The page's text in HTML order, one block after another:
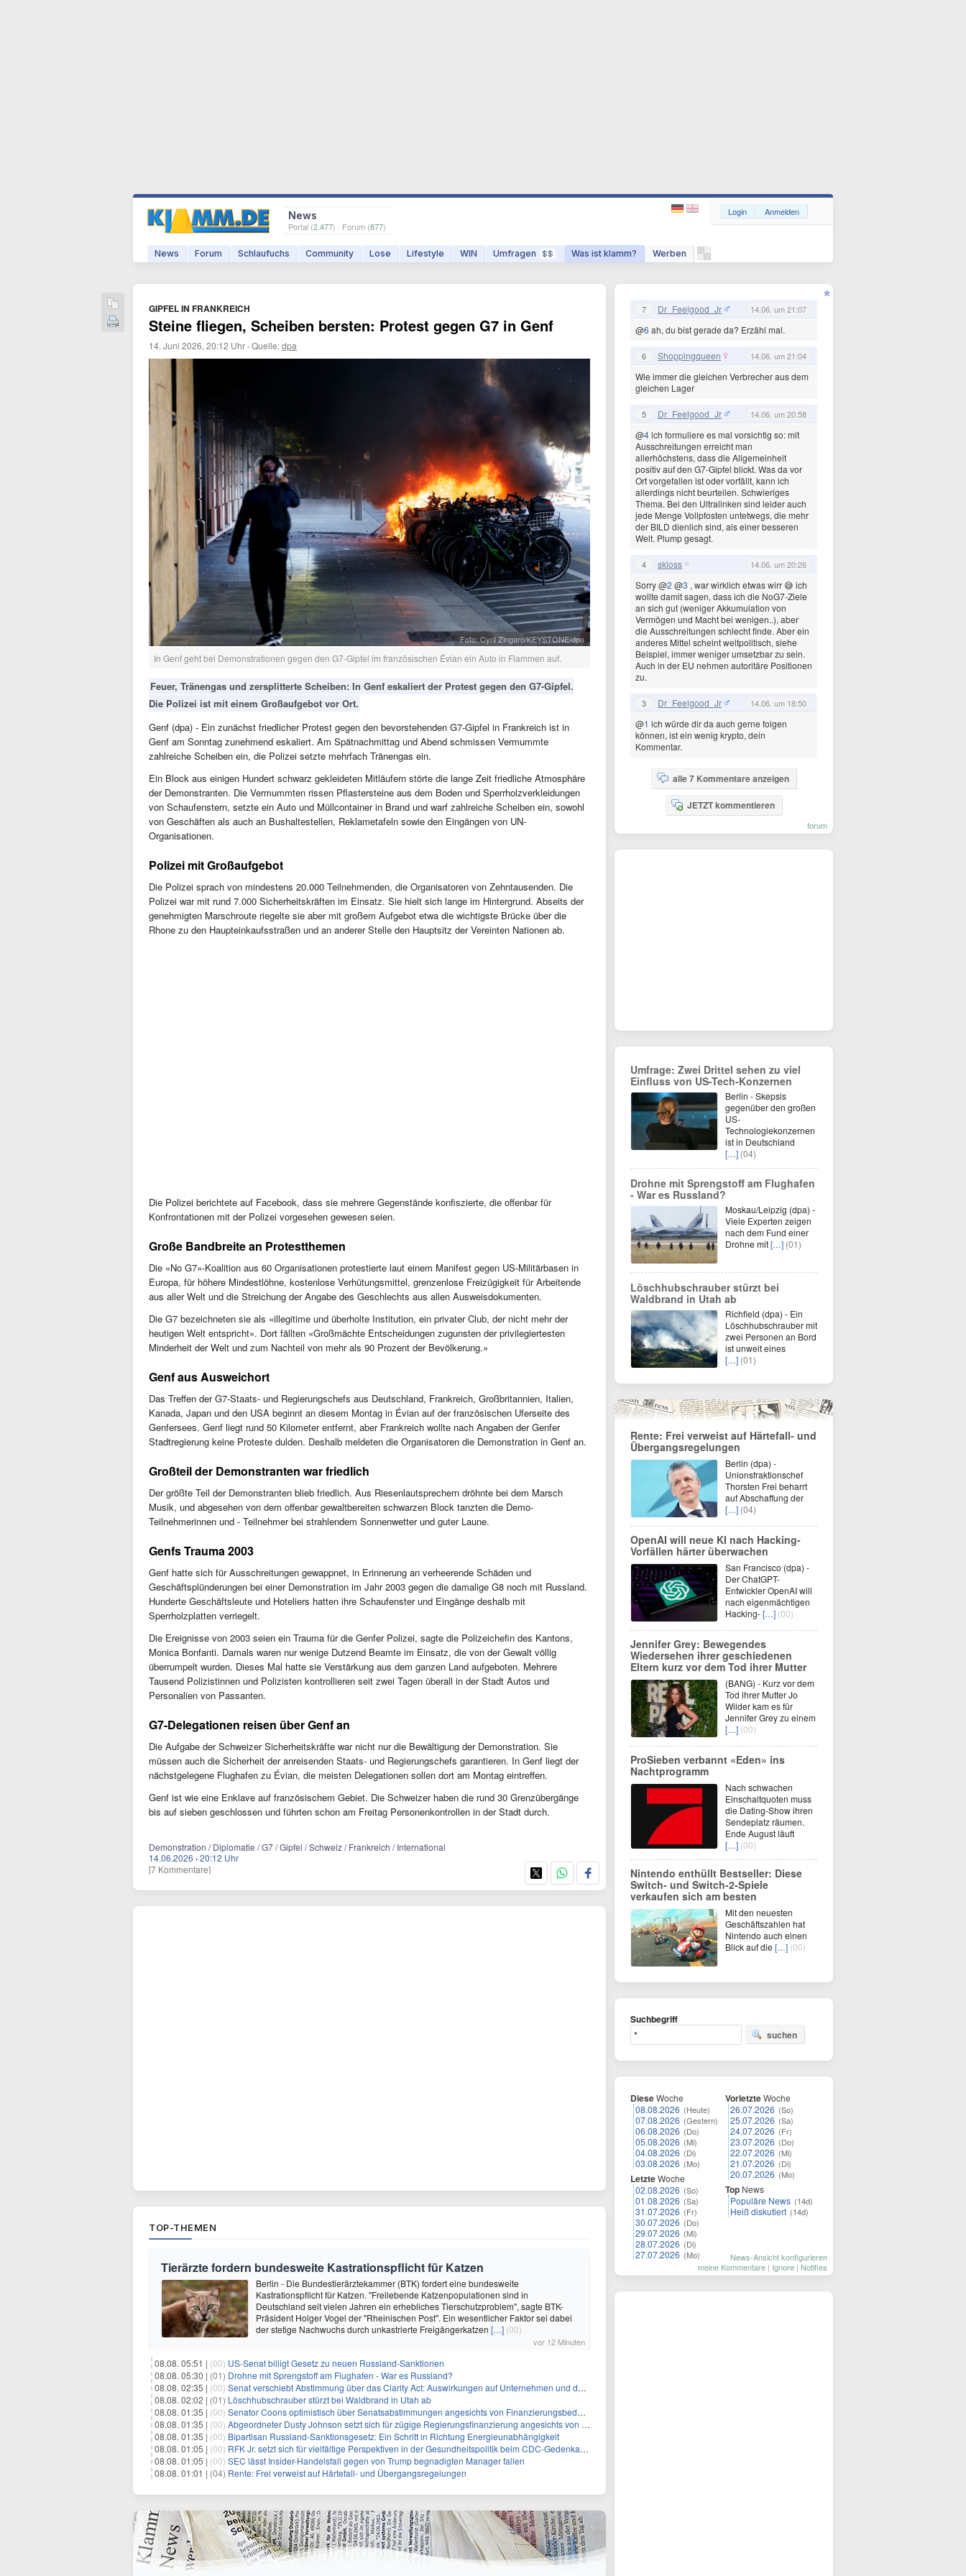
News
Portal (2.477) · Forum (877)
News Forum Schlaufuchs Community Lose Lifestyle WIN Umfragen $$ Was ist klamm? Werben
Login Anmelden
GIPFEL IN FRANKREICH
Steine fliegen, Scheiben bersten: Protest gegen G7 in Genf
14. Juni 2026, 20:12 Uhr ·Quelle:dpa
Foto: Cyril Zingaro/KEYSTONE/dpa
In Genf geht bei Demonstrationen gegen den G7-Gipfel im französischen Évian ein Auto in Flammen auf.
Feuer, Tränengas und zersplitterte Scheiben: In Genf eskaliert der Protest gegen den G7-Gipfel.
Die Polizei ist mit einem Großaufgebot vor Ort.
Genf (dpa) - Ein zunächst friedlicher Protest gegen den bevorstehenden G7-Gipfel in Frankreich ist in
Genf am Sonntag zunehmend eskaliert. Am Spätnachmittag und Abend schmissen Vermummte
zahlreiche Scheiben ein, die Polizei setzte mehrfach Tränengas ein.
Ein Block aus einigen Hundert schwarz gekleideten Mitläufern störte die lange Zeit friedliche Atmosphäre
der Demonstranten. Die Vermummten rissen Pflastersteine aus dem Boden und Sperrholzverkleidungen
von Schaufenstern, setzte ein Auto und Müllcontainer in Brand und warf zahlreiche Scheiben ein, sowohl
von Geschäften als auch an Bushaltestellen, Reklametafeln sowie den Eingängen von UN-
Organisationen.
Polizei mit Großaufgebot
Die Polizei sprach von mindestens 20.000 Teilnehmenden, die Organisatoren von Zehntausenden. Die
Polizei war mit rund 7.000 Sicherheitskräften im Einsatz. Sie hielt sich lange im Hintergrund. Abseits der
genehmigten Marschroute riegelte sie aber mit großem Aufgebot etwa die wichtigste Brücke über die
Rhone zu den Haupteinkaufsstraßen und an anderer Stelle den Hauptsitz der Vereinten Nationen ab.
Die Polizei berichtete auf Facebook, dass sie mehrere Gegenstände konfiszierte, die offenbar für
Konfrontationen mit der Polizei vorgesehen gewesen seien.
Große Bandbreite an Protestthemen
Die «No G7»-Koalition aus 60 Organisationen protestierte laut einem Manifest gegen US-Militärbasen in
Europa, für höhere Mindestlöhne, kostenlose Verhütungsmittel, grenzenlose Freizügigkeit für Arbeitende
aus aller Welt und die Streichung der Angabe des Geschlechts aus allen Ausweisdokumenten.
Die G7 bezeichneten sie als «illegitime und überholte Institution, ein privater Club, der nicht mehr der
heutigen Welt entspricht». Dort fällten «Großmächte Entscheidungen zugunsten der privilegiertesten
Minderheit der Welt und zum Nachteil von mehr als 90 Prozent der Bevölkerung.»
Genf aus Ausweichort
Das Treffen der G7-Staats- und Regierungschefs aus Deutschland, Frankreich, Großbritannien, Italien,
Kanada, Japan und den USA beginnt an diesem Montag in Évian auf der französischen Uferseite des
Genfersees. Genf liegt rund 50 Kilometer entfernt, aber Frankreich wollte nach Angaben der Genfer
Stadtregierung keine Proteste dulden. Deshalb meldeten die Organisatoren die Demonstration in Genf an.
Großteil der Demonstranten war friedlich
Der größte Teil der Demonstranten blieb friedlich. Aus Riesenlautsprechern dröhnte bei dem Marsch
Musik, und abgesehen von dem offenbar gewaltbereiten schwarzen Block tanzten die Demo-
Teilnehmerinnen und - Teilnehmer bei strahlendem Sonnenwetter und guter Laune.
Genfs Trauma 2003
Genf hatte sich für Ausschreitungen gewappnet, in Erinnerung an verheerende Schäden und
Geschäftsplünderungen bei einer Demonstration im Jahr 2003 gegen die damalige G8 noch mit Russland.
Hunderte Geschäftsleute und Hoteliers hatten ihre Schaufenster und Eingänge deshalb mit
Sperrholzplatten verriegelt.
Die Ereignisse von 2003 seien ein Trauma für die Genfer Polizei, sagte die Polizeichefin des Kantons,
Monica Bonfanti. Damals waren nur wenige Dutzend Beamte im Einsatz, die von der Gewalt völlig
überrumpelt wurden. Dieses Mal hatte sie Verstärkung aus dem ganzen Land aufgeboten. Mehrere
Tausend Polizistinnen und Polizisten kontrollieren seit zwei Tagen überall in der Stadt Autos und
Personalien von Passanten.
G7-Delegationen reisen über Genf an
Die Aufgabe der Schweizer Sicherheitskräfte war nicht nur die Bewältigung der Demonstration. Sie
müssen auch die Sicherheit der anreisenden Staats- und Regierungschefs garantieren. In Genf liegt der
nächstgelegene Flughafen zu Évian, die meisten Delegationen sollen dort am Montag eintreffen.
Genf ist wie eine Enklave auf französischem Gebiet. Die Schweizer haben die rund 30 Grenzübergänge
bis auf sieben geschlossen und führten schon am Freitag Personenkontrollen in der Stadt durch.
Demonstration / Diplomatie / G7 / Gipfel / Schweiz / Frankreich / International
14.06.2026 ·20:12 Uhr
[7 Kommentare]
TOP-THEMEN
Tierärzte fordern bundesweite Kastrationspflicht für Katzen
Berlin - Die Bundestierärztekammer (BTK) fordert eine bundesweite
Kastrationspflicht für Katzen. "Freilebende Katzenpopulationen sind in
Deutschland seit vielen Jahren ein erhebliches Tierschutzproblem", sagte BTK-
Präsident Holger Vogel der "Rheinischen Post". Ein wesentlicher Faktor sei dabei
der stetige Nachwuchs durch unkastrierte Freigängerkatzen […] (00)
vor 12 Minuten
08.08. 05:51 | (00) US-Senat billigt Gesetz zu neuen Russland-Sanktionen
08.08. 05:30 | (01) Drohne mit Sprengstoff am Flughafen - War es Russland?
08.08. 02:35 | (00) Senat verschiebt Abstimmung über das Clarity Act: Auswirkungen auf Unternehmen und das Vertrauen der Investoren
08.08. 02:02 | (01) Löschhubschrauber stürzt bei Waldbrand in Utah ab
08.08. 01:35 | (00) Senator Coons optimistisch über Senatsabstimmungen angesichts von Finanzierungsbedenken
08.08. 01:35 | (00) Abgeordneter Dusty Johnson setzt sich für zügige Regierungsfinanzierung angesichts von Shutdown-Risiken ein
08.08. 01:35 | (00) Bipartisan Russland-Sanktionsgesetz: Ein Schritt in Richtung Energieunabhängigkeit
08.08. 01:05 | (00) RFK Jr. setzt sich für vielfältige Perspektiven in der Gesundheitspolitik beim CDC-Gedenkakt ein
08.08. 01:05 | (00) SEC lässt Insider-Handelsfall gegen von Trump begnadigten Manager fallen
08.08. 01:01 | (04) Rente: Frei verweist auf Härtefall- und Übergangsregelungen
7 Dr_Feelgood_Jr 14.06. um 21:07
@6 ah, du bist gerade da? Erzähl mal.
6 Shoppingqueen 14.06. um 21:04
Wie immer die gleichen Verbrecher aus dem
gleichen Lager
5 Dr_Feelgood_Jr 14.06. um 20:58
@4ich formuliere es mal vorsichtig so: mit
Ausschreitungen erreicht man
allerhöchstens, dass die Allgemeinheit
positiv auf den G7-Gipfel blickt. Was da vor
Ort vorgefallen ist oder vorfällt, kann ich
allerdings nicht beurteilen. Schwieriges
Thema. Bei den Ultralinken sind leider auch
jede Menge Vollpfosten untetwegs, die mehr
der BILD dienlich sind, als einer besseren
Welt. Plump gesagt.
4 skloss 14.06. um 20:26
Sorry @2 @3 , war wirklich etwas wirr 😅 ich
wollte damit sagen, dass ich die NoG7-Ziele
an sich gut (weniger Akkumulation von
Vermögen und Macht bei wenigen..), aber
die Ausschreitungen schlecht finde. Aber ein
anderes Mittel scheint weltpolitisch, siehe
Beispiel, immer weniger umsetzbar zu sein.
Auch in der EU nehmen autoritäre Positionen
zu.
3 Dr_Feelgood_Jr 14.06. um 18:50
@1 ich würde dir da auch gerne folgen
können, ist ein wenig krypto, dein
Kommentar.
alle 7 Kommentare anzeigen
JETZT kommentieren
forum
Umfrage: Zwei Drittel sehen zu viel
Einfluss von US-Tech-Konzernen
Berlin - Skepsis
gegenüber den großen
US-
Technologiekonzernen
ist in Deutschland
[…] (04)
Drohne mit Sprengstoff am Flughafen
- War es Russland?
Moskau/Leipzig (dpa) -
Viele Experten zeigen
nach dem Fund einer
Drohne mit[…] (01)
Löschhubschrauber stürzt bei
Waldbrand in Utah ab
Richfield (dpa) - Ein
Löschhubschrauber mit
zwei Personen an Bord
ist unweit eines
[…] (01)
Rente: Frei verweist auf Härtefall- und
Übergangsregelungen
Berlin (dpa) -
Unionsfraktionschef
Thorsten Frei beharrt
auf Abschaffung der
[…] (04)
OpenAI will neue KI nach Hacking-
Vorfällen härter überwachen
San Francisco (dpa) -
Der ChatGPT-
Entwickler OpenAI will
nach eigenmächtigen
Hacking-[…] (00)
Jennifer Grey: Bewegendes
Wiedersehen ihrer geschiedenen
Eltern kurz vor dem Tod ihrer Mutter
(BANG) - Kurz vor dem
Tod ihrer Mutter Jo
Wilder kam es für
Jennifer Grey zu einem
[…] (00)
ProSieben verbannt «Eden» ins
Nachtprogramm
Nach schwachen
Einschaltquoten muss
die Dating-Show ihren
Sendeplatz räumen.
Ende August läuft
[…] (00)
Nintendo enthüllt Bestseller: Diese
Switch- und Switch-2-Spiele
verkaufen sich am besten
Mit den neuesten
Geschäftszahlen hat
Nintendo auch einen
Blick auf die […] (00)
Suchbegriff
suchen
DieseWoche
08.08.2026 (Heute)
07.08.2026 (Gestern)
06.08.2026 (Do)
05.08.2026 (Mi)
04.08.2026 (Di)
03.08.2026 (Mo)
LetzteWoche
02.08.2026 (So)
01.08.2026 (Sa)
31.07.2026 (Fr)
30.07.2026 (Do)
29.07.2026 (Mi)
28.07.2026 (Di)
27.07.2026 (Mo)
VorletzteWoche
26.07.2026 (So)
25.07.2026 (Sa)
24.07.2026 (Fr)
23.07.2026 (Do)
22.07.2026 (Mi)
21.07.2026 (Di)
20.07.2026 (Mo)
Top News
Populäre News (14d)
Heiß diskutiert (14d)
News-Ansicht konfigurieren
meine Kommentare | Ignore | Notifies